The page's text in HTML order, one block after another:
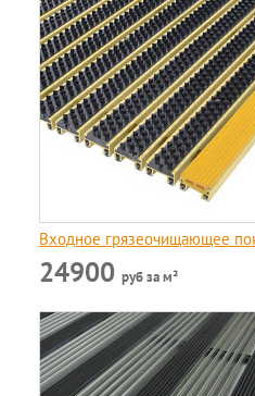
Входное грязеочищающее
24900руб за м²